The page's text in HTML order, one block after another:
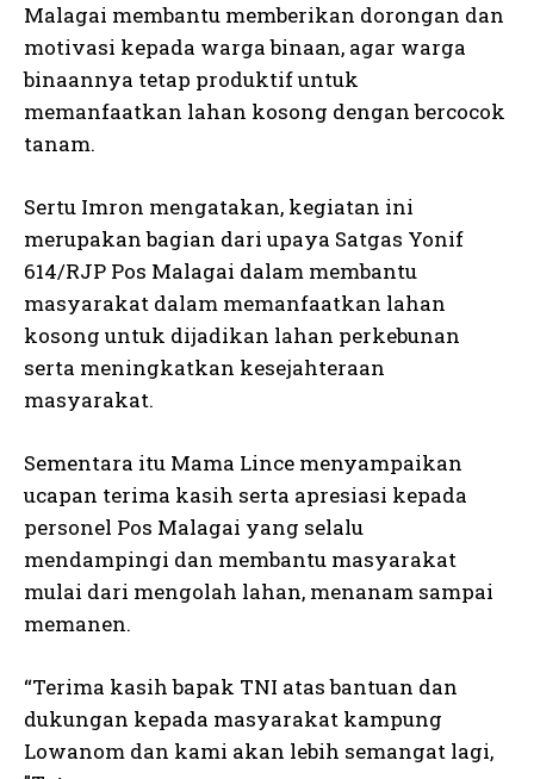
Malagai membantu memberikan dorongan dan
motivasi kepada warga binaan, agar warga
binaannya tetap produktif untuk
memanfaatkan lahan kosong dengan bercocok
tanam.
Sertu Imron mengatakan, kegiatan ini
merupakan bagian dari upaya Satgas Yonif
614/RJP Pos Malagai dalam membantu
masyarakat dalam memanfaatkan lahan
kosong untuk dijadikan lahan perkebunan
serta meningkatkan kesejahteraan
masyarakat.
Sementara itu Mama Lince menyampaikan
ucapan terima kasih serta apresiasi kepada
personel Pos Malagai yang selalu
mendampingi dan membantu masyarakat
mulai dari mengolah lahan, menanam sampai
memanen.
“Terima kasih bapak TNI atas bantuan dan
dukungan kepada masyarakat kampung
Lowanom dan kami akan lebih semangat lagi,